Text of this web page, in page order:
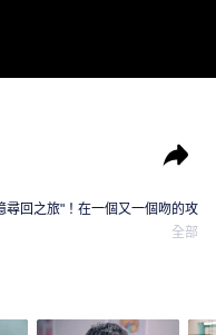
回之旅"！在一個又一個吻的攻
全部